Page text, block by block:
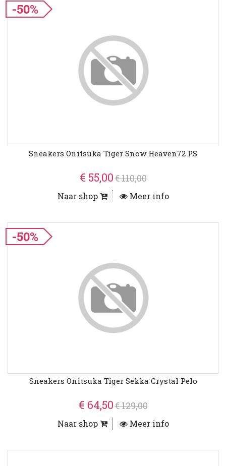
-50%
Sneakers Onitsuka Tiger Snow Heaven72 PS
€ 55,00€ 110,00
Naar shop Meer info
-50%
Sneakers Onitsuka Tiger Sekka Crystal Pelo
€ 64,50€ 129,00
Naar shop Meer info